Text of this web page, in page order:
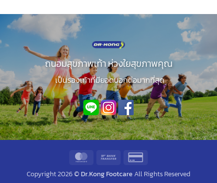
ถนอมสุขภาพเท้า ห่วงใยสุขภาพคุณ
เป็นรองเท้าที่มียอดบอกต่อมากที่สุด
MasterCard Bank
2
Copyright 2026 © Dr.Kong Footcare All Rights Reserved